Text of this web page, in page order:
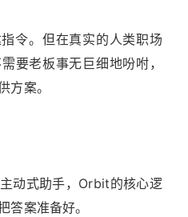
令。但在真实的人类职场
要老板事无巨细地吩咐，
方案。
动式助手，Orbit的核心逻
答案准备好。